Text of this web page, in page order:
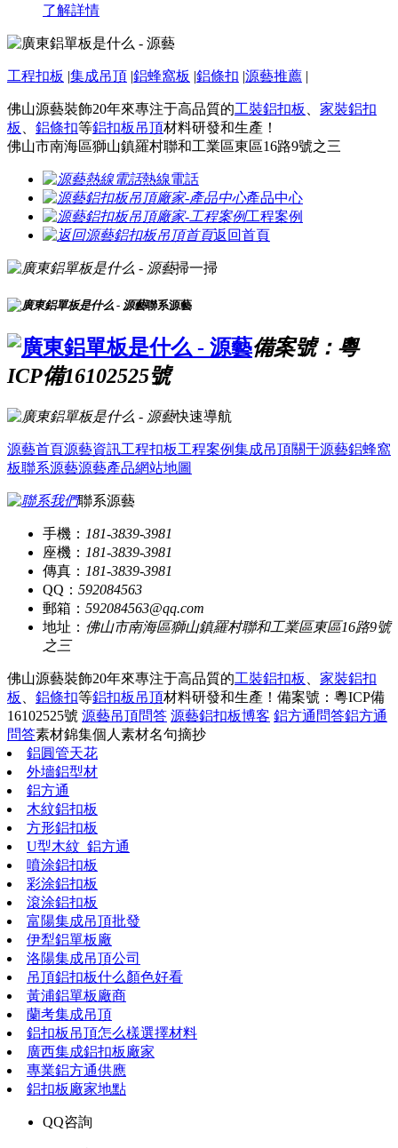
了解詳情
工程扣板 |集成吊頂 |鋁蜂窩板 |鋁條扣 |源藝推薦 |
佛山源藝裝飾20年來專注于高品質的工裝鋁扣板
家裝鋁扣
板
鋁條扣等鋁扣板吊頂材料研發和生產！
佛山市南海區獅山鎮羅村聯和工業區東區16路9號之三
熱線電話
產品中心
工程案例
返回首頁
掃一掃
聯系源藝
備案號：粵
ICP備16102525號
快速導航
源藝首頁源藝資訊工程扣板工程案例集成吊頂關于源藝鋁蜂窩
板聯系源藝源藝產品網站地圖
聯系源藝
手機： 181-3839-3981
座機： 181-3839-3981
傳真： 181-3839-3981
QQ： 592084563
郵箱： 592084563@qq.com
地址： 佛山市南海區獅山鎮羅村聯和工業區東區16路9號
之三
佛山源藝裝飾20年來專注于高品質的工裝鋁扣板
家裝鋁扣
板
鋁條扣等鋁扣板吊頂材料研發和生產！ 備案號：粵ICP備
16102525號 源藝吊頂問答 源藝鋁扣板博客 鋁方通問答鋁方通
問答素材錦集個人素材名句摘抄
鋁圓管天花
外墻鋁型材
鋁方通
木紋鋁扣板
方形鋁扣板
U型木紋_鋁方通
噴涂鋁扣板
彩涂鋁扣板
滾涂鋁扣板
富陽集成吊頂批發
伊犁鋁單板廠
洛陽集成吊頂公司
吊頂鋁扣板什么顏色好看
黃浦鋁單板廠商
蘭考集成吊頂
鋁扣板吊頂怎么樣選擇材料
廣西集成鋁扣板廠家
專業鋁方通供應
鋁扣板廠家地點
QQ咨詢